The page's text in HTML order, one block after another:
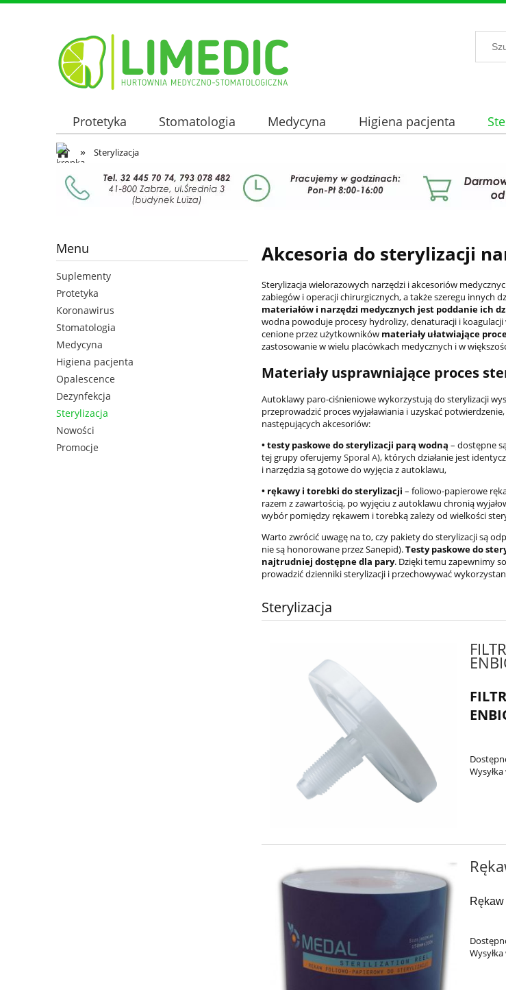
Protetyka Stomatologia Medycyna Higiena pacjenta
Oferta hurtowa
» Sterylizacja
Menu
Suplementy
Protetyka
Koronawirus
Stomatologia
Medycyna
Higiena pacjenta
Opalescence
Dezynfekcja
Sterylizacja
Nowości
Promocje
Akcesoria do sterylizacji
Sterylizacja wielorazowych narzędzi i akcesoriów
zabiegów i operacji chirurgicznych, a także szeregu innych
materiałów i narzędzi medycznych jest poddanie ich
wodna powoduje procesy hydrolizy, denaturacji i
cenione przez użytkowników materiały ułatwiające
zastosowanie w wielu placówkach medycznych i w
Materiały usprawniające proces
Autoklawy paro-ciśnieniowe wykorzystują do sterylizacji
przeprowadzić proces wyjaławiania i uzyskać
następujących akcesoriów:
• testy paskowe do sterylizacji parą wodną – dostępne
tej grupy oferujemySporal A), których działanie jest
i narzędzia są gotowe do wyjęcia z autoklawu,
• rękawy i torebki do sterylizacji – foliowo-papierowe
razem z zawartością, po wyjęciu z autoklawu chronią
wybór pomiędzy rękawem i torebką zależy od wielkości
Warto zwrócić uwagę na to, czy pakiety do sterylizacji są
nie są honorowane przez Sanepid).Testy paskowe do
najtrudniej dostępne dla pary. Dzięki temu zapewnimy
prowadzić dzienniki sterylizacji i przechowywać
Sterylizacja
Wysyłka
Wysyłka